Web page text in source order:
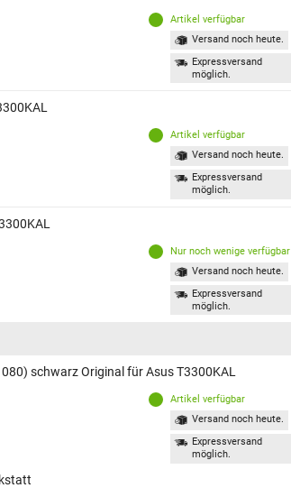
Artikel verfügbar
Versand noch heute.
Expressversand
möglich.
Artikel verfügbar
Versand noch heute.
Expressversand
möglich.
Nur noch wenige verfügbar
Versand noch heute.
Expressversand
möglich.
schwarz Original für Asus T3300KAL
Artikel verfügbar
Versand noch heute.
Expressversand
möglich.